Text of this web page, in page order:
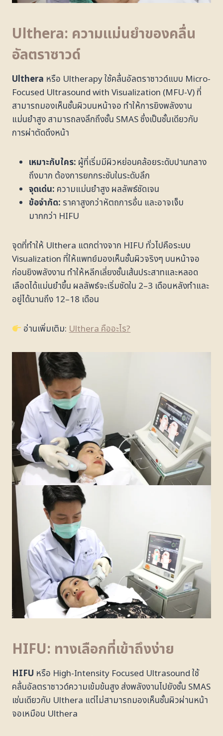
Ulthera: ความแม่นยำของคลื่น
อัลตราซาวด์
Ulthera หรือ Ultherapy ใช้คลื่นอัลตราซาวด์แบบ Micro-
Focused Ultrasound with Visualization (MFU-V) ที่
สามารถมองเห็นชั้นผิวบนหน้าจอ ทำให้การยิงพลังงาน
แม่นยำสูง สามารถลงลึกถึงชั้น SMAS ซึ่งเป็นชั้นเดียวกับ
การผ่าตัดดึงหน้า
เหมาะกับใคร: ผู้ที่เริ่มมีผิวหย่อนคล้อยระดับปานกลาง
ถึงมาก ต้องการยกกระชับในระดับลึก
จุดเด่น: ความแม่นยำสูง ผลลัพธ์ชัดเจน
ข้อจำกัด: ราคาสูงกว่าหัตถการอื่น และอาจเจ็บ
มากกว่า HIFU
จุดที่ทำให้ Ulthera แตกต่างจาก HIFU ทั่วไปคือระบบ
Visualization ที่ให้แพทย์มองเห็นชั้นผิวจริงๆ บนหน้าจอ
ก่อนยิงพลังงาน ทำให้หลีกเลี่ยงชั้นเส้นประสาทและหลอด
เลือดได้แม่นยำขึ้น ผลลัพธ์จะเริ่มชัดใน 2–3 เดือนหลังทำและ
อยู่ได้นานถึง 12–18 เดือน
อ่านเพิ่มเติม:Ulthera คืออะไร?
HIFU: ทางเลือกที่เข้าถึงง่าย
HIFU หรือ High-Intensity Focused Ultrasound ใช้
คลื่นอัลตราซาวด์ความเข้มข้นสูง ส่งพลังงานไปยังชั้น SMAS
เช่นเดียวกับ Ulthera แต่ไม่สามารถมองเห็นชั้นผิวผ่านหน้า
จอเหมือน Ulthera